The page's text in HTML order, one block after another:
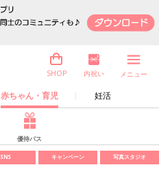
赤ちゃん・育児 妊活
SHOP 内祝い メニュー
優待パス
SNS キャンペーン 写真スタジオ